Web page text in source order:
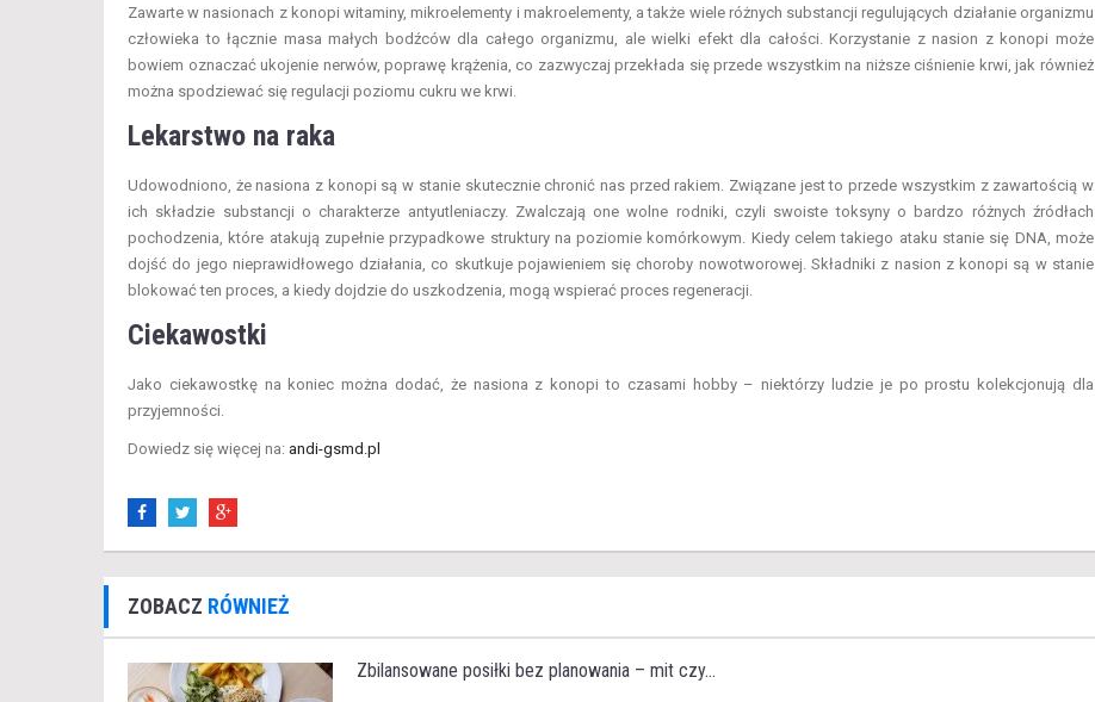
Zawarte w nasionach z konopi witaminy, mikroelementy i makroelementy, a także wiele różnych substancji regulujących działanie organizmu
człowieka to łącznie masa małych bodźców dla całego organizmu, ale wielki efekt dla całości. Korzystanie z nasion z konopi może
bowiem oznaczać ukojenie nerwów, poprawę krążenia, co zazwyczaj przekłada się przede wszystkim na niższe ciśnienie krwi, jak również
można spodziewać się regulacji poziomu cukru we krwi.
Lekarstwo na raka
Udowodniono, że nasiona z konopi są w stanie skutecznie chronić nas przed rakiem. Związane jest to przede wszystkim z zawartością w
ich składzie substancji o charakterze antyutleniaczy. Zwalczają one wolne rodniki, czyli swoiste toksyny o bardzo różnych źródłach
pochodzenia, które atakują zupełnie przypadkowe struktury na poziomie komórkowym. Kiedy celem takiego ataku stanie się DNA, może
dojść do jego nieprawidłowego działania, co skutkuje pojawieniem się choroby nowotworowej. Składniki z nasion z konopi są w stanie
blokować ten proces, a kiedy dojdzie do uszkodzenia, mogą wspierać proces regeneracji.
Ciekawostki
Jako ciekawostkę na koniec można dodać, że nasiona z konopi to czasami hobby – niektórzy ludzie je po prostu kolekcjonują dla
przyjemności.
Dowiedz się więcej na: andi-gsmd.pl
ZOBACZ RÓWNIEŻ
Zbilansowane posiłki bez planowania – mit czy...